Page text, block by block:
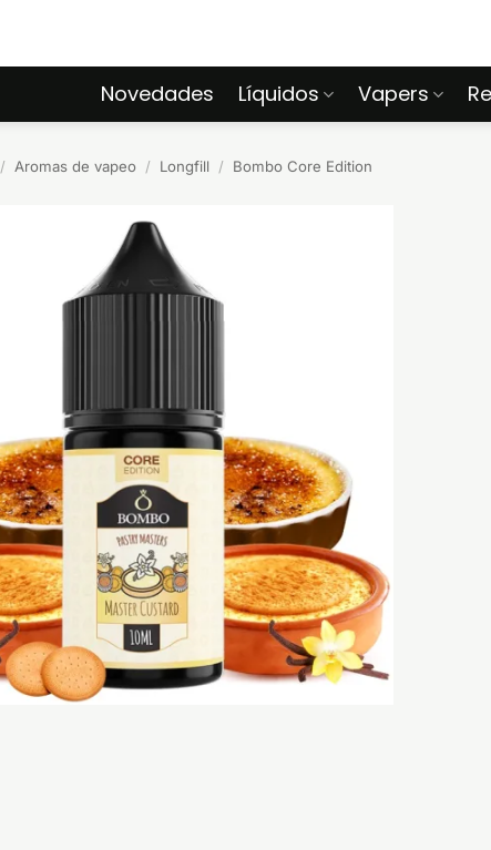
Novedades Líquidos Vapers
/ Aromas de vapeo / Longfill / Bombo Core Edition